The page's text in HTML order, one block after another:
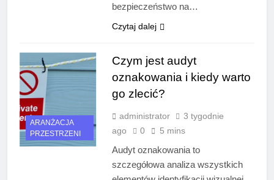
bezpieczeństwo na…
Czytaj dalej
ARANŻACJA
PRZESTRZENI
Czym jest audyt
oznakowania i kiedy warto
go zlecić?
administrator
3 tygodnie
ago
0 5 mins
Audyt oznakowania to
szczegółowa analiza wszystkich